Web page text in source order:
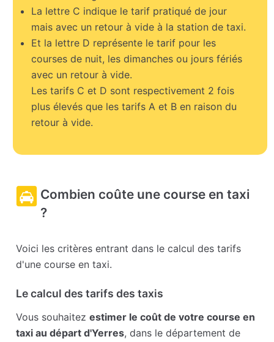
La lettre C indique le tarif pratiqué de jour
mais avec un retour à vide à la station de taxi.
Et la lettre D représente le tarif pour les
courses de nuit, les dimanches ou jours fériés
avec un retour à vide.
Les tarifs C et D sont respectivement 2 fois
plus élevés que les tarifs A et B en raison du
retour à vide.
Combien coûte une course en taxi
?
Voici les critères entrant dans le calcul des tarifs
d'une course en taxi.
Le calcul des tarifs des taxis
Vous souhaitezestimer le coût de votre course en
taxi au départ d'Yerres, dans le département de